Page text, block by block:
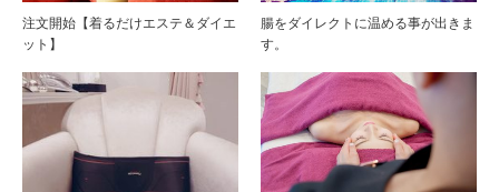
注文開始【着るだけエステ＆ダイエ
ット】
腸をダイレクトに温める事が出きま
す。